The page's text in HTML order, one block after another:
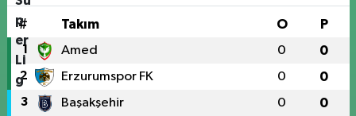
# Takım O P
1 Amed 0 0
2 Erzurumspor FK 0 0
3 Başakşehir 0 0